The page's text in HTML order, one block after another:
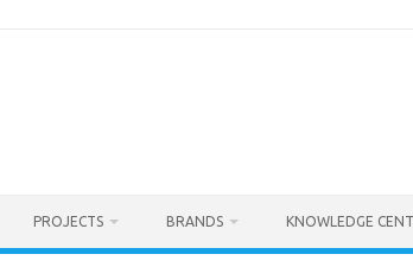
PROJECTS BRANDS KNOWLEDGE